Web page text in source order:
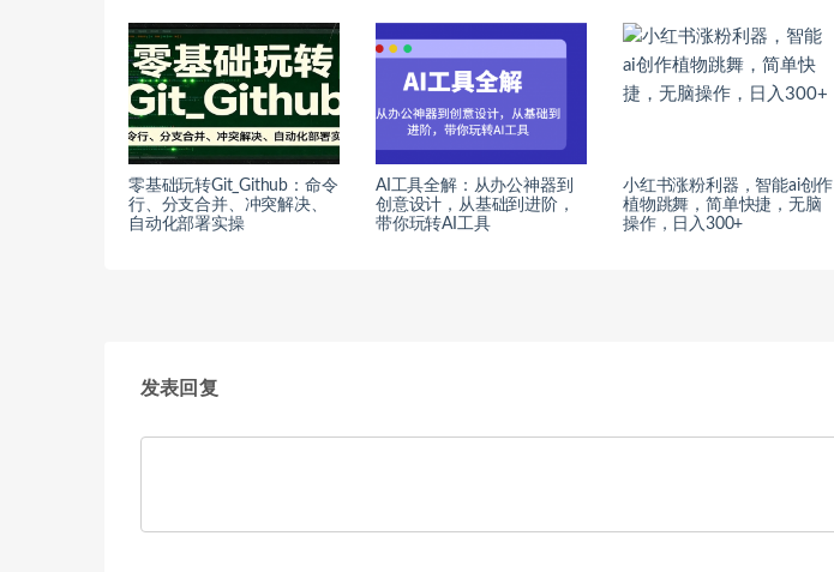
零基础玩转Git_Github：命令
行、分支合并、冲突解决、
自动化部署实操
AI工具全解：从办公神器到
创意设计，从基础到进阶，
带你玩转AI工具
小红书涨粉利器，智能ai创作
植物跳舞，简单快捷，无脑
操作，日入300+
发表回复